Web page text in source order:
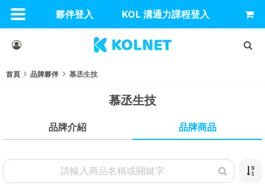
夥伴登入 KOL 溝通力課程登入
首頁 品牌夥伴 慕丞生技
慕丞生技
品牌介紹 品牌商品